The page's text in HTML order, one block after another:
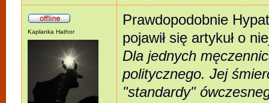
Kapłanka Hathor
Prawdopodobnie
pojawił się artykuł o
Dla jednych
politycznego. Jej
"standardy"